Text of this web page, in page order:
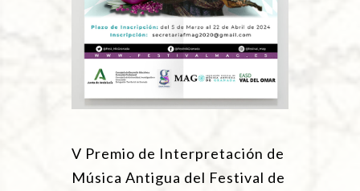
V Premio de Interpretación de
Música Antigua del Festival de